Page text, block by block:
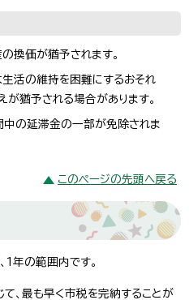
換価が猶予されます。
活の維持を困難にするおそれ
が猶予される場合があります。
の延滞金の一部が免除されま
このページの先頭へ戻る
1年の範囲内です。
、最も早く市税を完納することが